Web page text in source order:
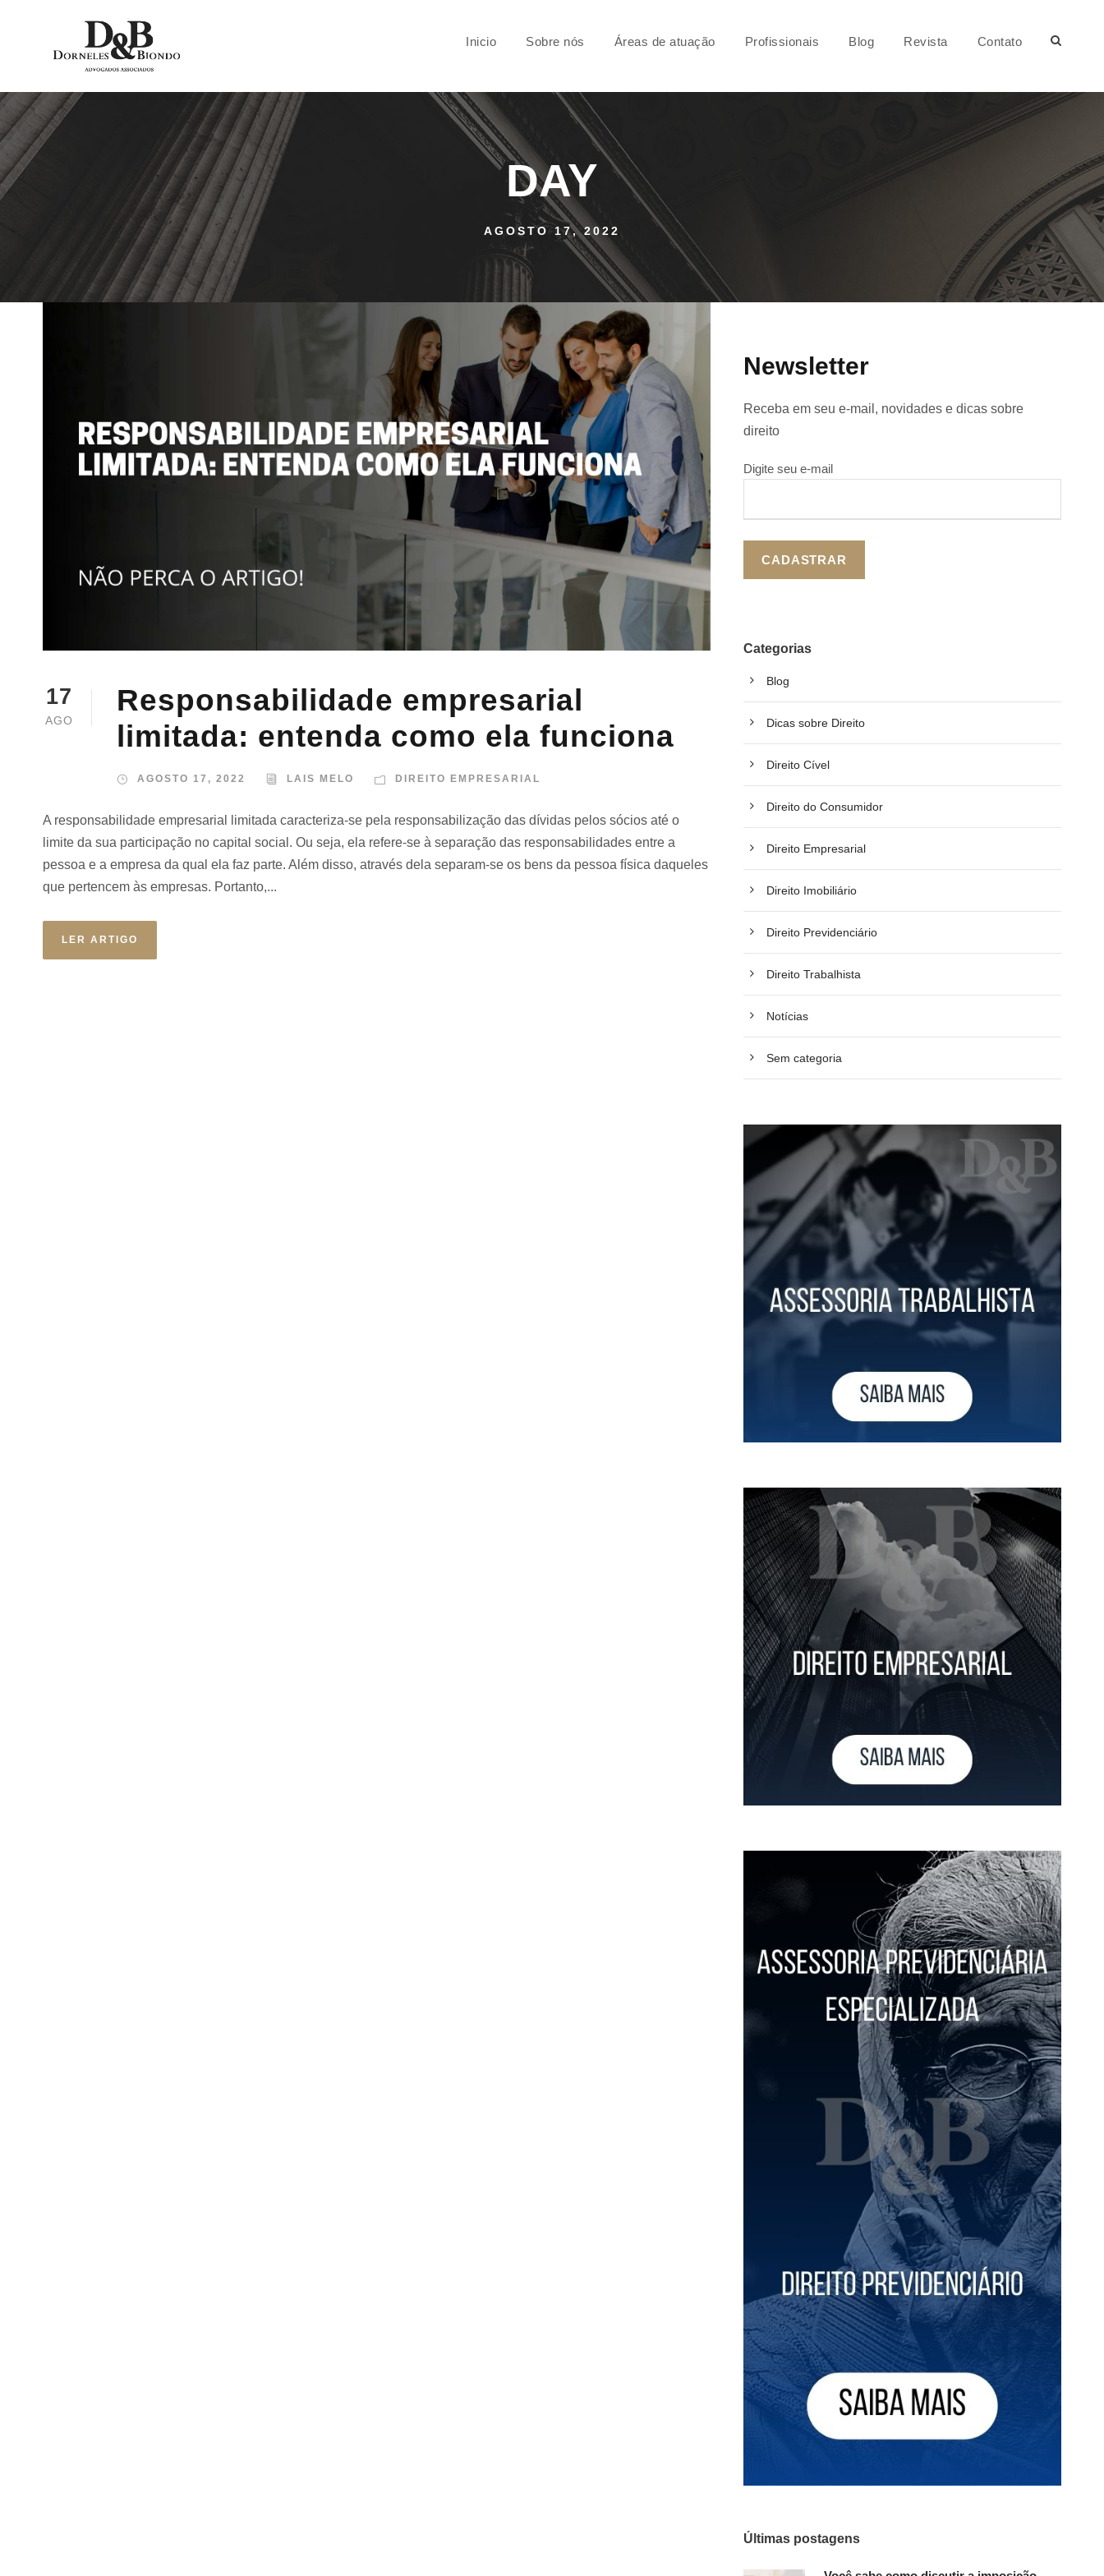
Inicio Sobre nós Áreas de atuação Profissionais Blog Revista Contato
DAY
AGOSTO 17, 2022
17
AGO
Responsabilidade empresarial
limitada: entenda como ela funciona
AGOSTO 17, 2022 LAIS MELO DIREITO EMPRESARIAL
A responsabilidade empresarial limitada caracteriza-se pela responsabilização das dívidas pelos sócios até o
limite da sua participação no capital social. Ou seja, ela refere-se à separação das responsabilidades entre a
pessoa e a empresa da qual ela faz parte. Além disso, através dela separam-se os bens da pessoa física daqueles
que pertencem às empresas. Portanto,...
LER ARTIGO
Newsletter
Receba em seu e-mail, novidades e dicas sobre
direito
Digite seu e-mail
Categorias
Blog
Dicas sobre Direito
Direito Cível
Direito do Consumidor
Direito Empresarial
Direito Imobiliário
Direito Previdenciário
Direito Trabalhista
Notícias
Sem categoria
Últimas postagens